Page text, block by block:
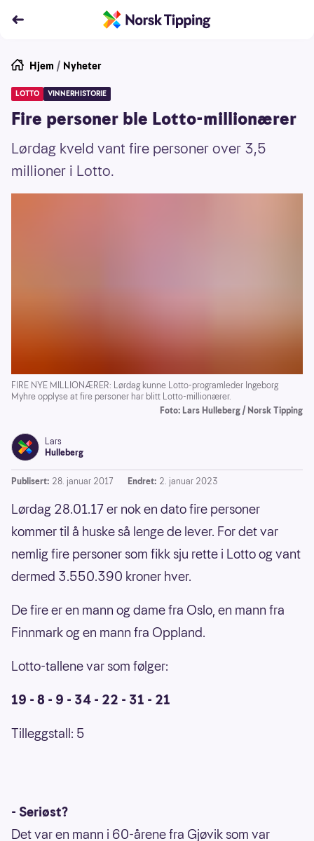
Hjem / Nyheter
LOTTO VINNERHISTORIE
Fire personer ble Lotto-millionærer
Lørdag kveld vant fire personer over 3,5
millioner i Lotto.
FIRE NYE MILLIONÆRER: Lørdag kunne Lotto-programleder Ingeborg
Myhre opplyse at fire personer har blitt Lotto-millionærer.
Foto: Lars Hulleberg / Norsk Tipping
Lars
Hulleberg
Publisert: 28. januar 2017 Endret: 2. januar 2023
Lørdag 28.01.17 er nok en dato fire personer
kommer til å huske så lenge de lever. For det var
nemlig fire personer som fikk sju rette i Lotto og vant
dermed 3.550.390 kroner hver.
De fire er en mann og dame fra Oslo, en mann fra
Finnmark og en mann fra Oppland.
Lotto-tallene var som følger:
19 - 8 - 9 - 34 - 22 - 31 - 21
Tilleggstall: 5
- Seriøst?
Det var en mann i 60-årene fra Gjøvik som var